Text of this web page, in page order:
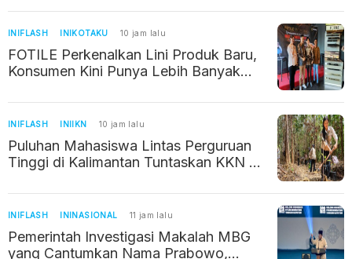
INIFLASH INIKOTAKU 10 jam lalu
FOTILE Perkenalkan Lini Produk Baru,
Konsumen Kini Punya Lebih Banyak
INIFLASH INIIKN 10 jam lalu
Puluhan Mahasiswa Lintas Perguruan
Tinggi di Kalimantan Tuntaskan KKN di
INIFLASH ININASIONAL 11 jam lalu
Pemerintah Investigasi Makalah MBG
yang Cantumkan Nama Prabowo,